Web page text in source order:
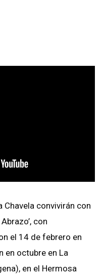
convivirán con
con
el 14 de febrero en
en octubre en La
en el Hermosa